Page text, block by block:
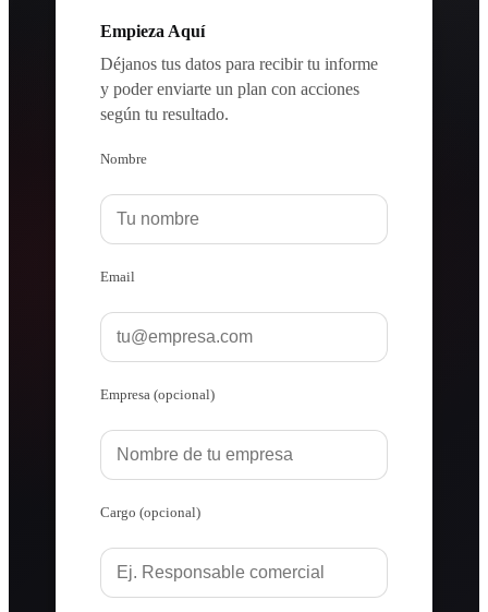
Empieza Aquí
Déjanos tus datos para recibir tu informe
y poder enviarte un plan con acciones
según tu resultado.
Nombre
Email
Empresa (opcional)
Cargo (opcional)